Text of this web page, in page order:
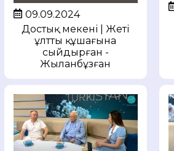
09.09.2024
Достық мекені | Жеті
ұлтты құшағына
сыйдырған -
Жыланбұзған